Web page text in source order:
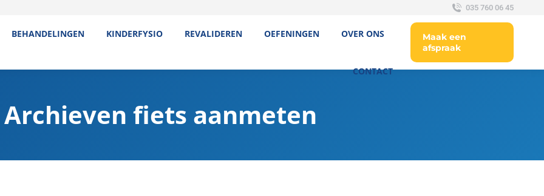
035 760 06 45
BEHANDELINGEN KINDERFYSIO REVALIDEREN OEFENINGEN OVER ONS
CONTACT
Maak een
afspraak
Archieven fiets aanmeten